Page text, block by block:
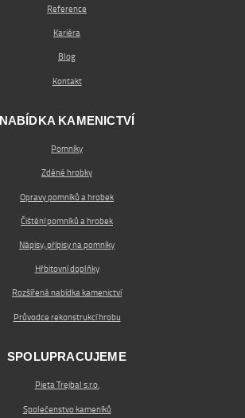
Reference
Kariéra
Blog
Kontakt
NABÍDKA KAMENICTVÍ
Pomníky
Zděné hrobky
Opravy pomníků a hrobek
Čištění pomníků a hrobek
Nápisy, přípisy na pomníky
Hřbitovní doplňky
Rozšířená nabídka kamenictví
Průvodce rekonstrukcí hrobu
SPOLUPRACUJEME
Pieta Trejbal s.r.o.
Společenstvo kameníků